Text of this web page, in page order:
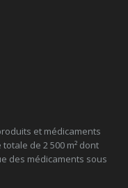
et médicaments
de 2 500 m² dont
des médicaments sous